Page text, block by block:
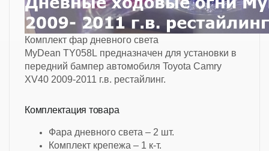
Комплект фар дневного света
MyDean TY058L предназначен для установки в
передний бампер автомобиля Toyota Camry
XV40 2009-2011 г.в. рестайлинг.
Комплектация товара
Фара дневного света – 2 шт.
Комплект крепежа – 1 к-т.